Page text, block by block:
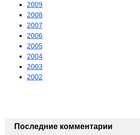
2009
2008
2007
2006
2005
2004
2003
2002
Последние комментарии